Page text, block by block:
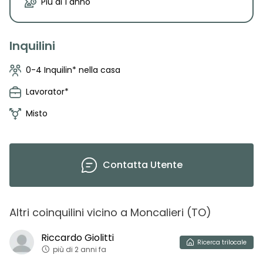
Inquilini
0-4 Inquilin* nella casa
Lavorator*
Misto
Contatta Utente
Altri coinquilini vicino a Moncalieri (TO)
RiccardoGiolitti
più di 2 anni fa
Ricerca trilocale